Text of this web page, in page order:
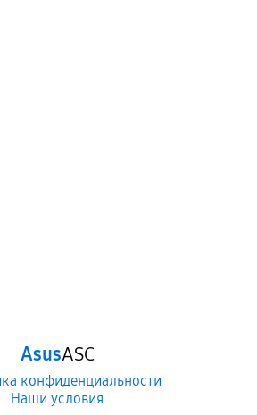
AsusASC
конфиденциальности
Наши условия